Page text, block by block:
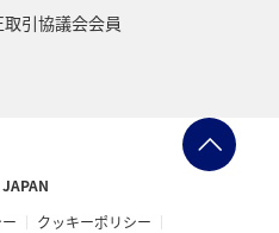
引協議会会員
JAPAN
クッキーポリシー